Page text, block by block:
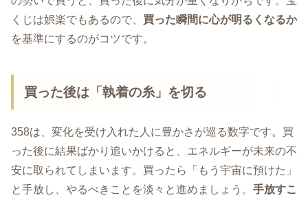
くじは娯楽でもあるので、 買った瞬間に心が明るくなるか
を基準にするのがコツです。
買った後は「執着の糸」を切る
358は、変化を受け入れた人に豊かさが巡る数字です。買
った後に結果ばかり追いかけると、エネルギーが未来の不
安に取られてしまいます。買ったら「もう宇宙に預けた」
と手放し、やるべきことを淡々と進めましょう。 手放すこ